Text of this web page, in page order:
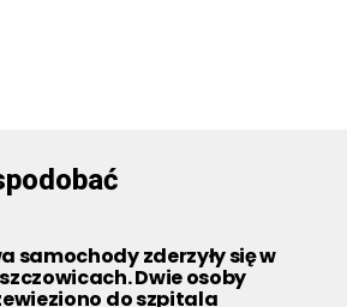
samochody zderzyły się w
Dwie osoby
do szpitala